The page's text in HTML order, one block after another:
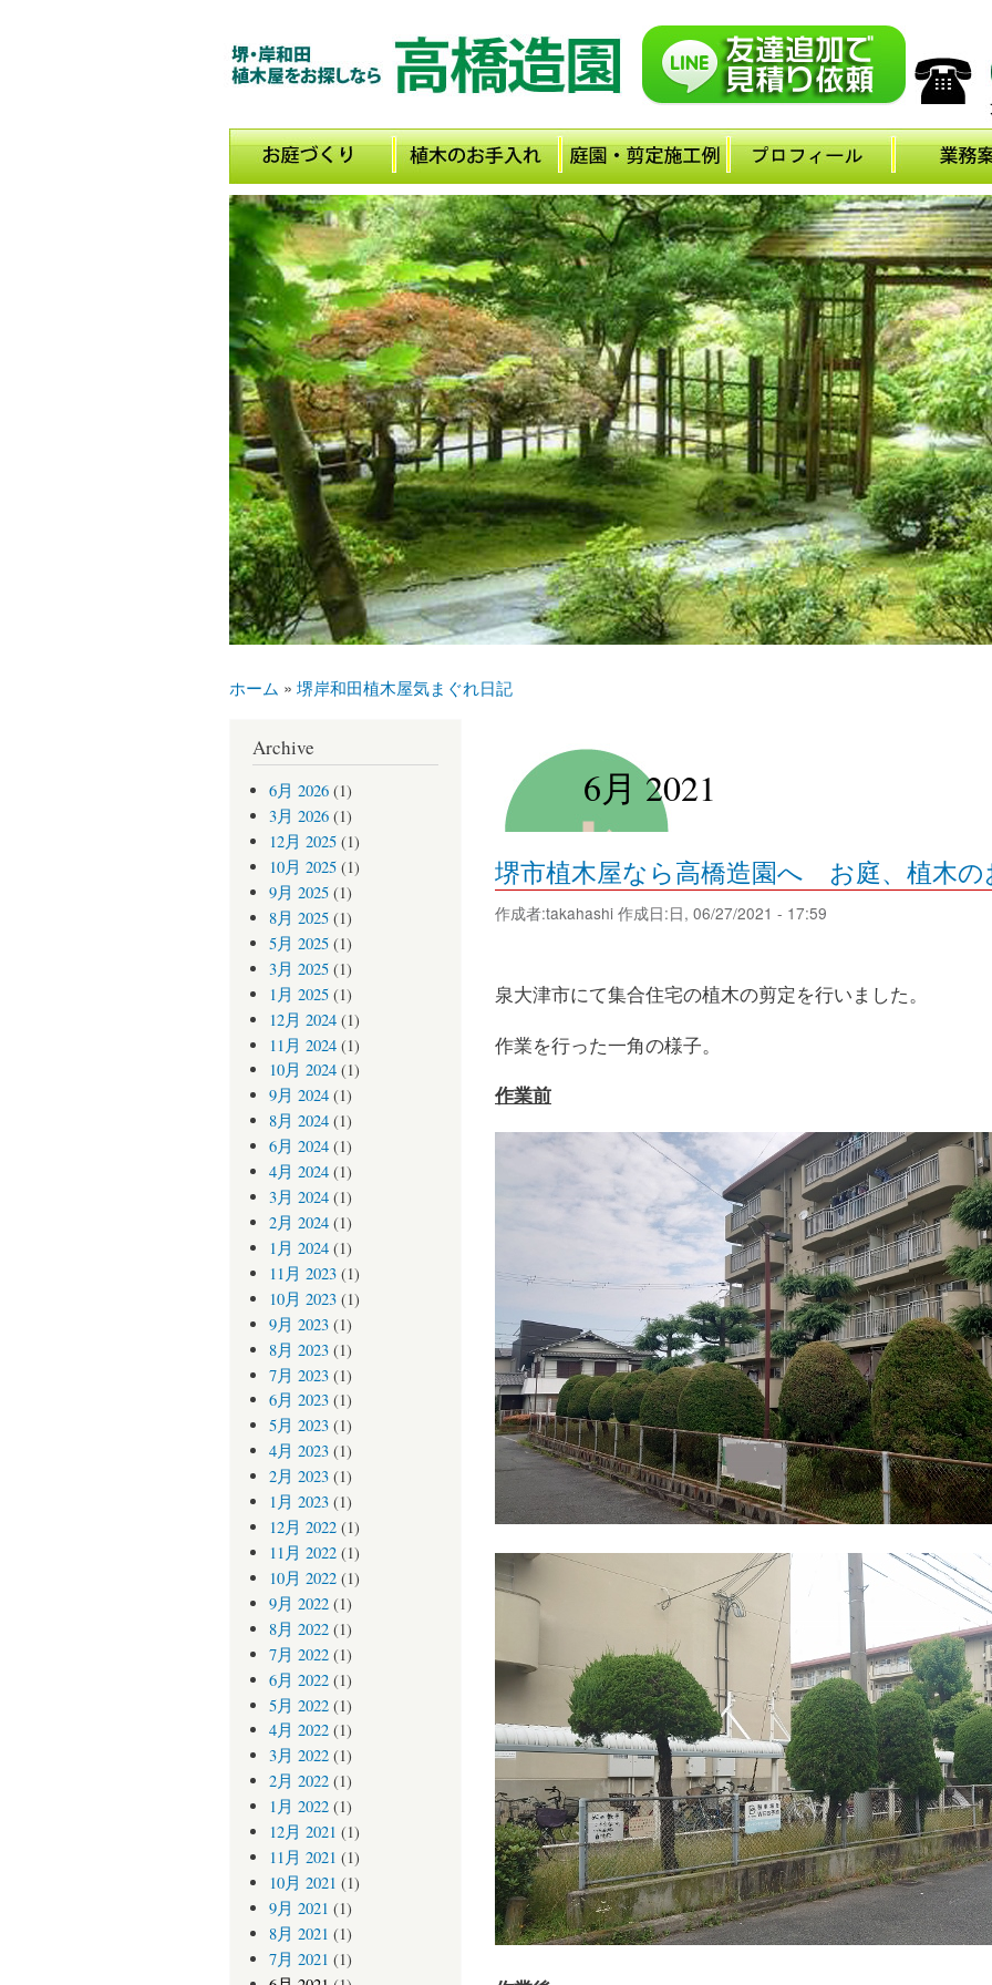
イ
ン
コ
ン
テ
ン
ツ
に
移
動
メインメニュー
ホーム » 堺岸和田植木屋気まぐれ日記
Archive
6月 2026(1)
3月 2026(1)
12月 2025(1)
10月 2025(1)
9月 2025(1)
8月 2025(1)
5月 2025(1)
3月 2025(1)
1月 2025(1)
12月 2024(1)
11月 2024(1)
10月 2024(1)
9月 2024(1)
8月 2024(1)
6月 2024(1)
4月 2024(1)
3月 2024(1)
2月 2024(1)
1月 2024(1)
11月 2023(1)
10月 2023(1)
9月 2023(1)
8月 2023(1)
7月 2023(1)
6月 2023(1)
5月 2023(1)
4月 2023(1)
2月 2023(1)
1月 2023(1)
12月 2022(1)
11月 2022(1)
10月 2022(1)
9月 2022(1)
8月 2022(1)
7月 2022(1)
6月 2022(1)
5月 2022(1)
4月 2022(1)
3月 2022(1)
2月 2022(1)
1月 2022(1)
12月 2021 (1)
11月 2021 (1)
10月 2021 (1)
9月 2021 (1)
8月 2021 (1)
7月 2021 (1)
6月 2021
堺市植木屋なら高橋造園へ お庭、植木の
作成者:takahashi 作成日:日, 06/27/2021 - 17:59
泉大津市にて集合住宅の植木の剪定を行いました。
作業を行った一角の様子。
作業前